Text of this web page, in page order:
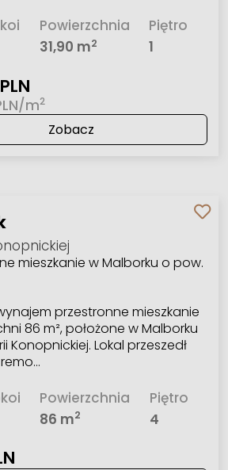
Powierzchnia
31,90 m2
Piętro
1
m2
Zobacz
mieszkanie w Malborku o pow.
przestronne mieszkanie
86 m², położone w Malborku
Konopnickiej. Lokal przeszedł
Powierzchnia
86 m2
Piętro
4